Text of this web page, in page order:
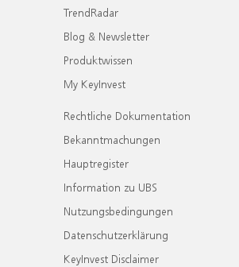
TrendRadar
Blog & Newsletter
Produktwissen
My KeyInvest
Rechtliche Dokumentation
Bekanntmachungen
Hauptregister
Information zu UBS
Nutzungsbedingungen
Datenschutzerklärung
KeyInvest Disclaimer